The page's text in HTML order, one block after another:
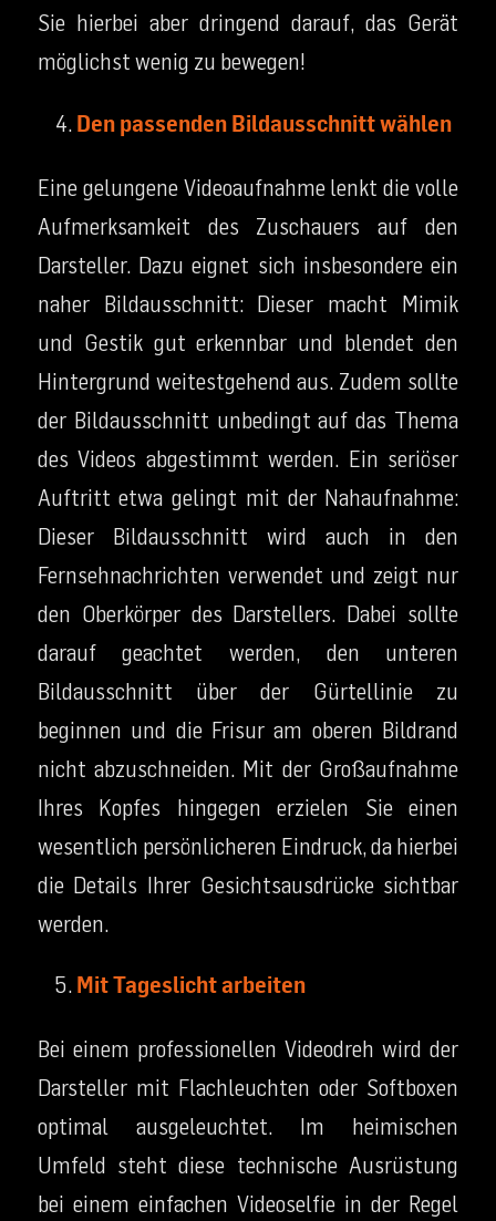
Sie hierbei aber dringend darauf, das Gerät
möglichst wenig zu bewegen!
Den passenden Bildausschnitt wählen
Eine gelungene Videoaufnahme lenkt die volle
Aufmerksamkeit des Zuschauers auf den
Darsteller. Dazu eignet sich insbesondere ein
naher Bildausschnitt: Dieser macht Mimik
und Gestik gut erkennbar und blendet den
Hintergrund weitestgehend aus. Zudem sollte
der Bildausschnitt unbedingt auf das Thema
des Videos abgestimmt werden. Ein seriöser
Auftritt etwa gelingt mit der Nahaufnahme:
Dieser Bildausschnitt wird auch in den
Fernsehnachrichten verwendet und zeigt nur
den Oberkörper des Darstellers. Dabei sollte
darauf geachtet werden, den unteren
Bildausschnitt über der Gürtellinie zu
beginnen und die Frisur am oberen Bildrand
nicht abzuschneiden. Mit der Großaufnahme
Ihres Kopfes hingegen erzielen Sie einen
wesentlich persönlicheren Eindruck, da hierbei
die Details Ihrer Gesichtsausdrücke sichtbar
werden.
Mit Tageslicht arbeiten
Bei einem professionellen Videodreh wird der
Darsteller mit Flachleuchten oder Softboxen
optimal ausgeleuchtet. Im heimischen
Umfeld steht diese technische Ausrüstung
bei einem einfachen Videoselfie in der Regel